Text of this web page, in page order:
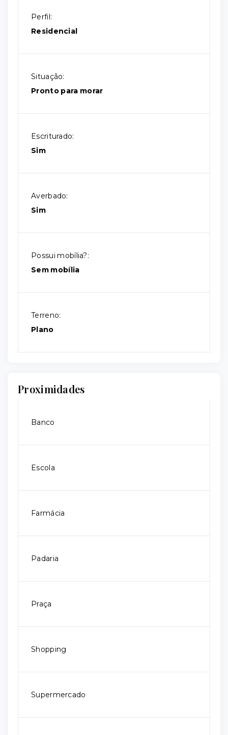
Perfil:
Residencial
Situação:
Pronto para morar
Escriturado:
Sim
Averbado:
Sim
Possui mobília?:
Sem mobília
Terreno:
Plano
Proximidades
Banco
Escola
Farmácia
Padaria
Praça
Shopping
Supermercado